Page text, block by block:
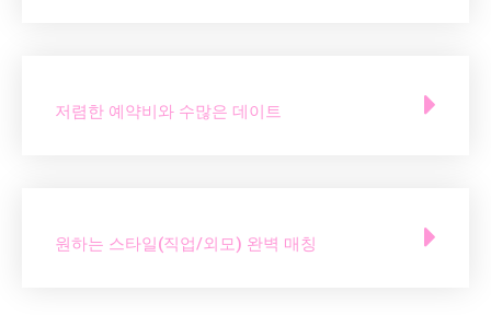
저렴한 예약비와 수많은 데이트
원하는 스타일(직업/외모) 완벽 매칭